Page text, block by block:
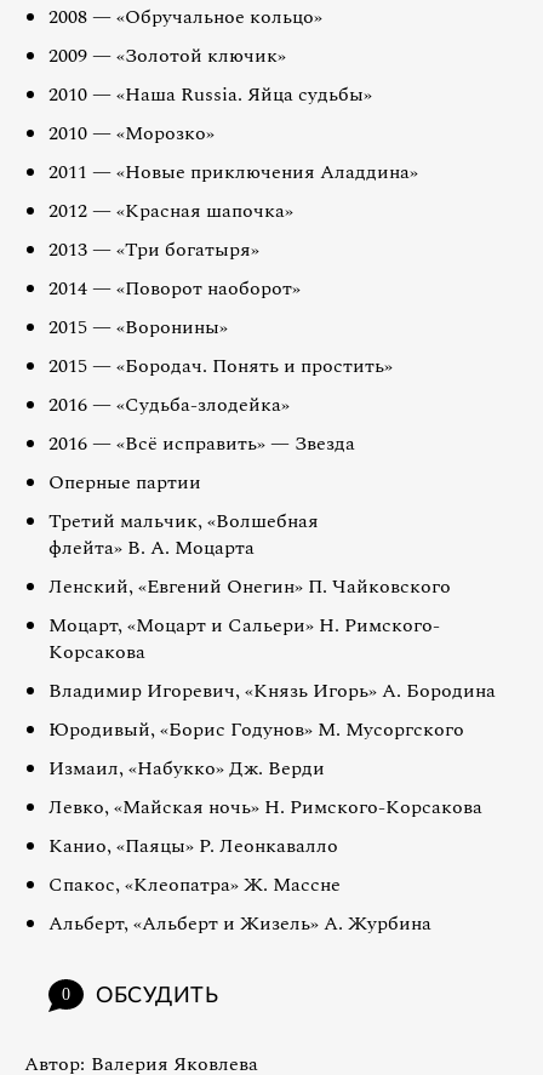
2008 — «Обручальное кольцо»
2009 — «Золотой ключик»
2010 — «Наша Russia. Яйца судьбы»
2010 — «Морозко»
2011 — «Новые приключения Аладдина»
2012 — «Красная шапочка»
2013 — «Три богатыря»
2014 — «Поворот наоборот»
2015 — «Воронины»
2015 — «Бородач. Понять и простить»
2016 — «Судьба-злодейка»
2016 — «Всё исправить» — Звезда
Оперные партии
Третий мальчик, «Волшебная
флейта» В. А. Моцарта
Ленский, «Евгений Онегин» П. Чайковского
Моцарт, «Моцарт и Сальери» Н. Римского-
Корсакова
Владимир Игоревич, «Князь Игорь» А. Бородина
Юродивый, «Борис Годунов» М. Мусоргского
Измаил, «Набукко» Дж. Верди
Левко, «Майская ночь» Н. Римского-Корсакова
Канио, «Паяцы» Р. Леонкавалло
Спакос, «Клеопатра» Ж. Массне
Альберт, «Альберт и Жизель» А. Журбина
0 ОБСУДИТЬ
Автор: Валерия Яковлева